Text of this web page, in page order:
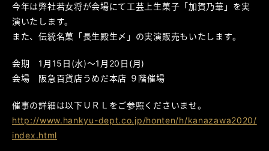
今年は弊社若女将が会場にて工芸上生菓子「加賀乃華」を実
演いたします。
また、伝統名菓「長生殿生〆」の実演販売もいたします。
会期 1月15日(水)～1月20日(月)
会場 阪急百貨店うめだ本店 ９階催場
催事の詳細は以下ＵＲＬをご参照くださいませ。
http://www.hankyu-dept.co.jp/honten/h/kanazawa2020/
index.html